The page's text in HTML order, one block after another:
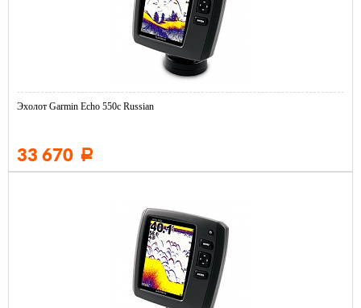
Эхолот Garmin Echo 550c Russian
33 670 Р